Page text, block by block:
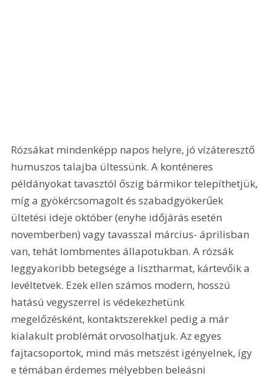
Rózsákat mindenképp napos helyre, jó vízáteresztő
humuszos talajba ültessünk. A konténeres
példányokat tavasztól őszig bármikor telepíthetjük,
míg a gyökércsomagolt és szabadgyökerűek
ültetési ideje október (enyhe időjárás esetén
novemberben) vagy tavasszal március- áprilisban
van, tehát lombmentes állapotukban. A rózsák
leggyakoribb betegsége a lisztharmat, kártevőik a
levéltetvek. Ezek ellen számos modern, hosszú
hatású vegyszerrel is védekezhetünk
megelőzésként, kontaktszerekkel pedig a már
kialakult problémát orvosolhatjuk. Az egyes
fajtacsoportok, mind más metszést igényelnek, így
e témában érdemes mélyebben beleásni